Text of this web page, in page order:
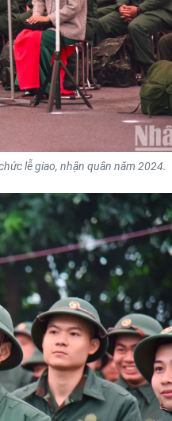
lễ giao, nhận quân năm 2024.